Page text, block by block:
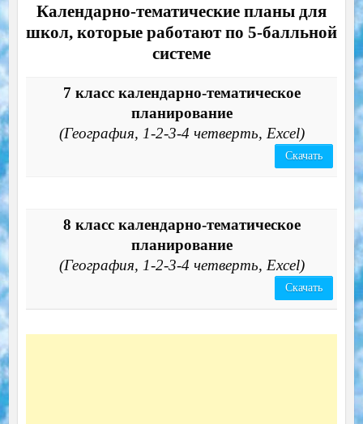
Календарно-тематические планы для
школ, которые работают по 5-балльной
системе
7 класс календарно-тематическое
планирование
(География, 1-2-3-4 четверть, Excel)
Скачать
8 класс календарно-тематическое
планирование
(География, 1-2-3-4 четверть, Excel)
Скачать